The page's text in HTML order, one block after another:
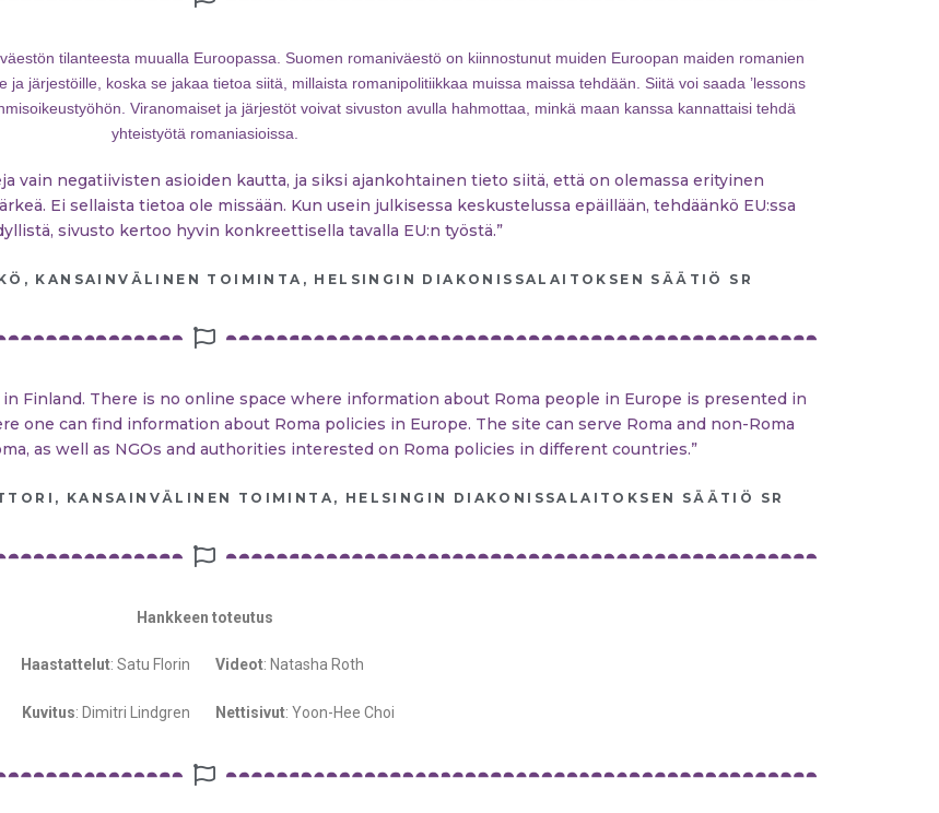
tilanteesta muualla Euroopassa. Suomen romaniväestö on kiinnostunut muiden Euroopan maiden romanien
järjestöille, koska se jakaa tietoa siitä, millaista romanipolitiikkaa muissa maissa tehdään. Siitä voi saada ’lessons
Viranomaiset ja järjestöt voivat sivuston avulla hahmottaa, minkä maan kanssa kannattaisi tehdä
yhteistyötä romaniasioissa.
vain negatiivisten asioiden kautta, ja siksi ajankohtainen tieto siitä, että on olemassa erityinen
Ei sellaista tietoa ole missään. Kun usein julkisessa keskustelussa epäillään, tehdäänkö EU:ssa
sivusto kertoo hyvin konkreettisella tavalla EU:n työstä.”
KANSAINVÄLINEN TOIMINTA, HELSINGIN DIAKONISSALAITOKSEN SÄÄTIÖ SR
Finland. There is no online space where information about Roma people in Europe is presented in
one can find information about Roma policies in Europe. The site can serve Roma and non-Roma
as well as NGOs and authorities interested on Roma policies in different countries.”
KANSAINVÄLINEN TOIMINTA, HELSINGIN DIAKONISSALAITOKSEN SÄÄTIÖ SR
Hankkeen toteutus
Haastattelut: Satu Florin
Kuvitus: Dimitri Lindgren
Videot: Natasha Roth
Nettisivut: Yoon-Hee Choi